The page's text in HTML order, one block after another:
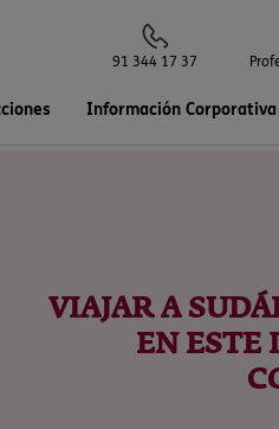
91 344 17 37
Información Corporativa
VIAJAR A
EN ESTE